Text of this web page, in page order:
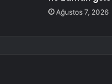
Ağustos 7, 2026